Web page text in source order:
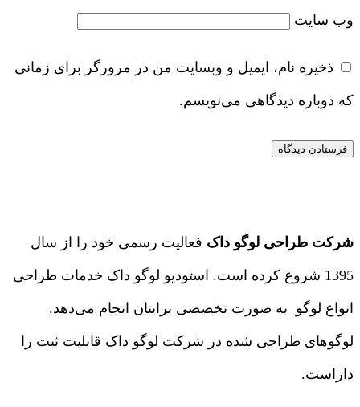
وب‌ سایت
ذخیره نام، ایمیل و وبسایت من در مرورگر برای زمانی
که دوباره دیدگاهی می‌نویسم.
شرکت طراحی لوگو داک فعالیت رسمی خود را از سال
1395 شروع کرده است. استودیو لوگو داک خدمات طراحی
انواع لوگو به صورت تخصصی برایتان انجام می‌دهد.
لوگوهای طراحی شده در شرکت لوگو داک قابلیت ثبت را
داراست.